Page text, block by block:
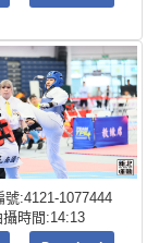
號:4121-1077444
攝時間:14:13